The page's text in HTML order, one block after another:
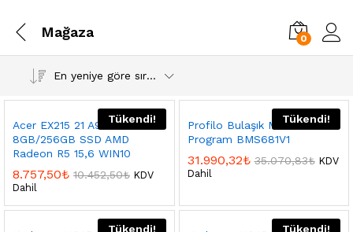
Mağaza 0
En yeniye göre sırala
Tükendi!
Acer EX215 21 A9 9420
8GB/256GB SSD AMD
Radeon R5 15,6 WIN10
8.757,50₺ 10.452,50₺ KDV
Dahil
Tükendi!
Profilo Bulaşık Makinesi 6
Program BMS681V1
31.990,32₺ 35.070,83₺ KDV
Dahil
Tükendi! Tükendi!